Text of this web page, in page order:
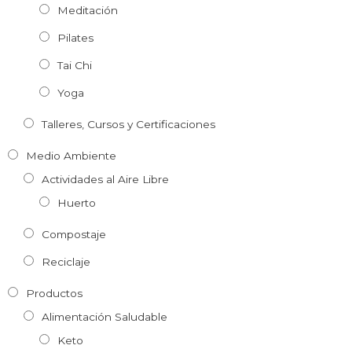
Meditación
Pilates
Tai Chi
Yoga
Talleres, Cursos y Certificaciones
Medio Ambiente
Actividades al Aire Libre
Huerto
Compostaje
Reciclaje
Productos
Alimentación Saludable
Keto